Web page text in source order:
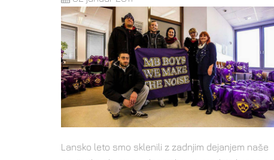
Lansko leto smo sklenili z zadnjim dejanjem naše